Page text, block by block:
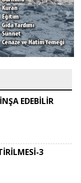
EDEBİLİR
3